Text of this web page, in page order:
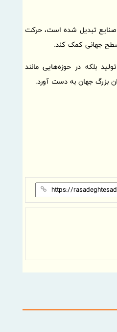
صنایع تبدیل شده است، حرکت
سطح جهانی کمک کند.
بلکه در حوزه‌هایی مانند
بزرگ جهان به دست آورد.